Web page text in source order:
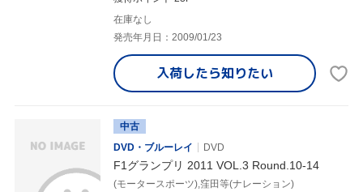
在庫なし
発売年月日：2009/01/23
入荷したら知りたい
中古
DVD・ブルーレイ
DVD
F1グランプリ 2011 VOL.3 Round.10-14
(モータースポーツ),窪田等(ナレーション)